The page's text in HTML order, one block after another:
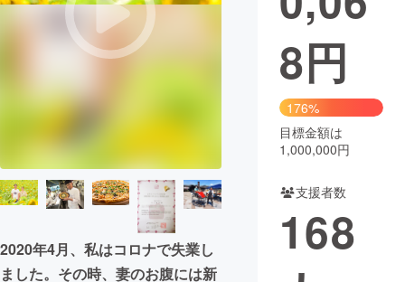
ビジネス・起業
CAMPFIRE for Social Good
CAMPFIRE Creation
CAMPFIREふるさと納税
コミュニティ
2020年4月、私はコロナで失業し
ました。その時、妻のお腹には新
8円
176%
目標金額は
1,000,000円
支援者数
168